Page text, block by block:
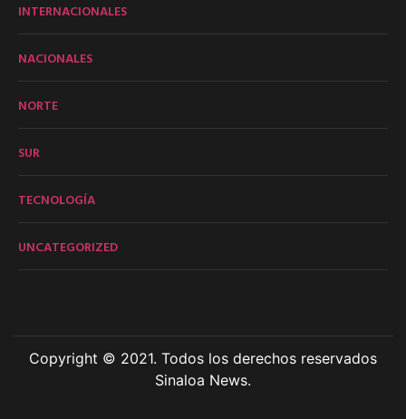
INTERNACIONALES
NACIONALES
NORTE
SUR
TECNOLOGÍA
UNCATEGORIZED
Copyright © 2021. Todos los derechos reservados
Sinaloa News.